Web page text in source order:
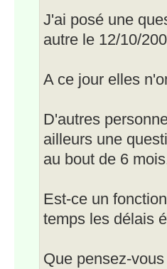
J'ai posé une
autre le 12/10/
A ce jour elles
D'autres
ailleurs une
au bout de 6
Est-ce un
temps les délais
Que pensez-